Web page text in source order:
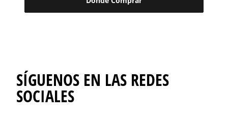
SÍGUENOS EN LAS REDES
SOCIALES